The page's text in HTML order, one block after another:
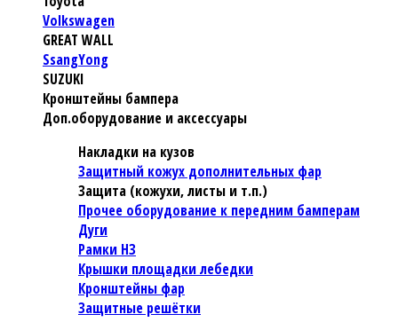
Volkswagen
GREAT WALL
SsangYong
SUZUKI
Кронштейны бампера
Доп.оборудование и аксессуары
Накладки на кузов
Защитный кожух дополнительных фар
Защита (кожухи, листы и т.п.)
Прочее оборудование к передним бамперам
Дуги
Рамки НЗ
Крышки площадки лебедки
Кронштейны фар
Защитные решётки